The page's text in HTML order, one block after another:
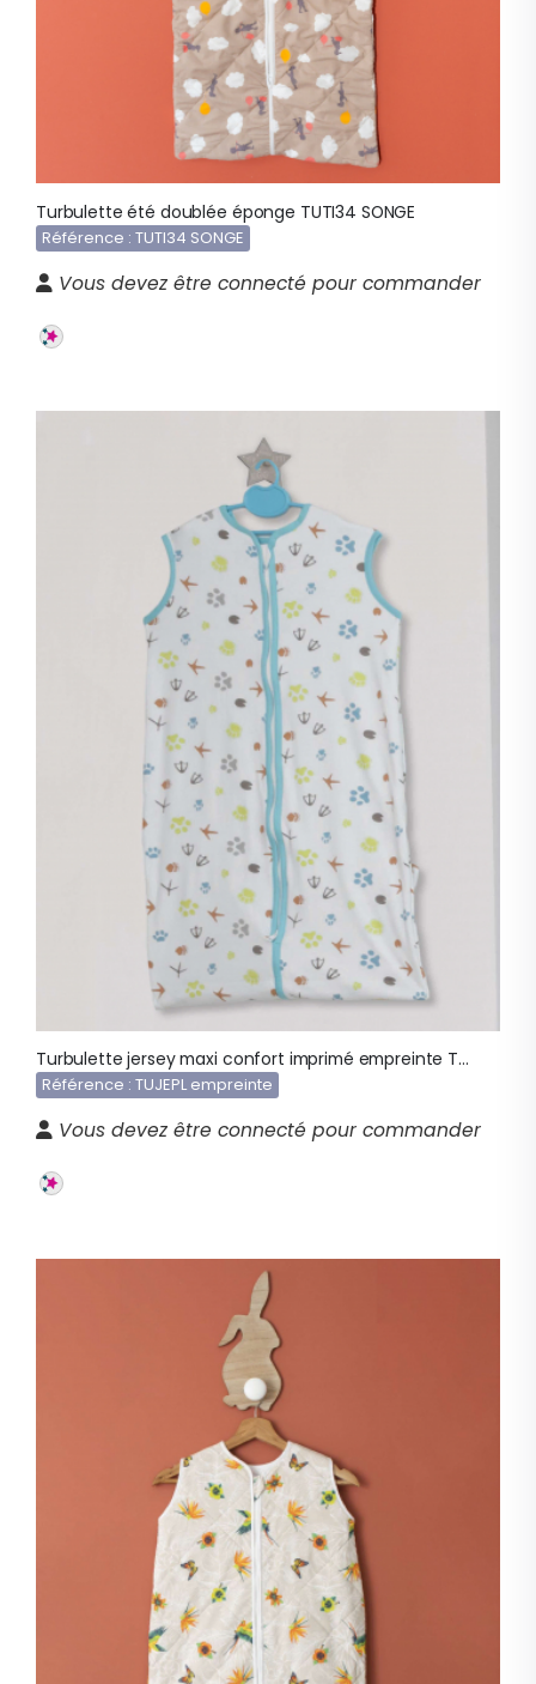
Turbulette été doublée éponge TUTI34 SONGE
Référence : TUTI34 SONGE
Vous devez être connecté pour commander
Turbulette jersey maxi confort imprimé empreinte TUJEPL
Référence : TUJEPL empreinte
Vous devez être connecté pour commander